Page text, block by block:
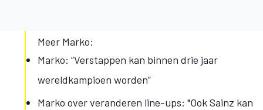
Meer Marko:
Marko: “Verstappen kan binnen drie jaar
wereldkampioen worden”
Marko over veranderen line-ups: "Ook Sainz kan